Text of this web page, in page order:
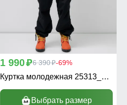
1 990p6 390p-69%
Куртка молодежная 25313_1Ch
Выбрать размер